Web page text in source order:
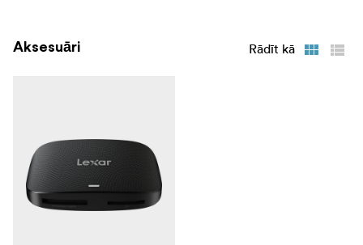
Aksesuāri Rādīt kā